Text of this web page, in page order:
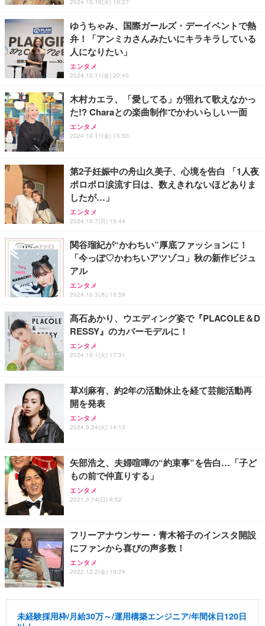
￥4,139
￥34,980
2024.10.16(水) 19:27
ゆうちゃみ、国際ガールズ・デーイベントで熱
弁！「アンミカさんみたいにキラキラしている
人になりたい」
エンタメ
2024.10.11(金) 20:40
木村カエラ、「愛してる」が照れて歌えなかっ
た!? Charaとの楽曲制作でかわいらしい一面
エンタメ
2024.10.11(金) 15:50
第2子妊娠中の舟山久美子、心境を告白 「1人夜
ポロポロ涙流す日は、数えきれないほどありま
したが…」
エンタメ
2024.10.7(月) 15:44
関谷瑠紀が“かわちい”厚底ファッションに！
「今っぽ♡かわちいアツゾコ」秋の新作ビジュ
アル
エンタメ
2024.10.3(木) 19:59
髙石あかり、ウエディング姿で『PLACOLE＆D
RESSY』のカバーモデルに！
エンタメ
2024.10.1(火) 17:31
草刈麻有、約2年の活動休止を経て芸能活動再
開を発表
エンタメ
2024.9.24(火) 14:13
矢部浩之、夫婦喧嘩の“約束事”を告白…「子ど
もの前で仲直りする」
エンタメ
2021.3.14(日) 9:52
フリーアナウンサー・青木裕子のインスタ開設
にファンから喜びの声多数！
エンタメ
2022.12.2(金) 19:24
未経験採用枠/月給30万～/運用構築エンジニア/年間休日120日